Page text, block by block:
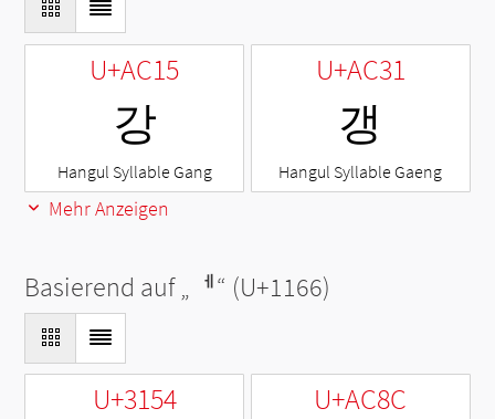
U+AC15
강
Hangul Syllable Gang
U+AC31
갱
Hangul Syllable Gaeng
Mehr Anzeigen
Basierend auf „ ᅦ“ (U+1166)
U+3154 U+AC8C